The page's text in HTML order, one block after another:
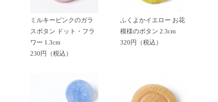
ミルキーピンクのガラ
スボタン ドット・フラ
ワー 1.3cm
230円（税込）
ふくよかイエロー お花
模様のボタン 2.3cm
320円（税込）